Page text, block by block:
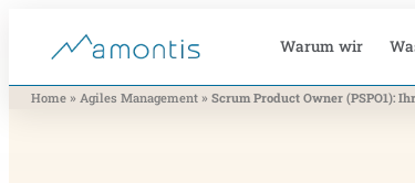
Warum wir
Home » Agiles Management » Scrum Product Owner (PSPO1):